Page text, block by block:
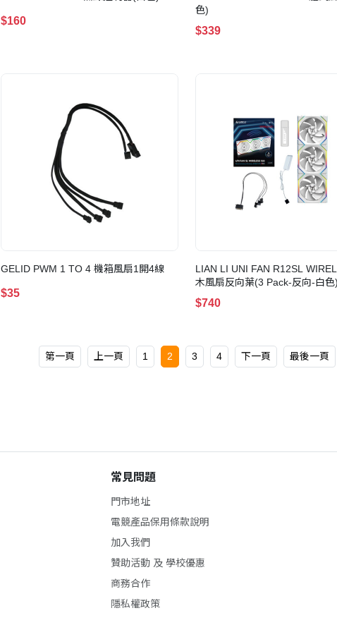
$160
色)
$339
GELID PWM 1 TO 4 機箱風扇1開4線
$35
LIAN LI UNI FAN R12SL
木風扇反向葉(3 Pack-反向-白色)
$740
第一頁 上一頁 1 2 3 4 下一頁 最後一頁
常見問題
門市地址
電競產品保用條款說明
加入我們
贊助活動 及 學校優惠
商務合作
隱私權政策